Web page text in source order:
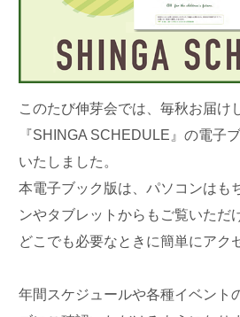
このたび伸芽会では、毎秋お届け
『SHINGA SCHEDULE』の電子
いたしました。
本電子ブック版は、パソコンはも
ンやタブレ ットからもご覧いただ
どこでも必要なときに簡単にアク
年間スケジュールや各種イベント